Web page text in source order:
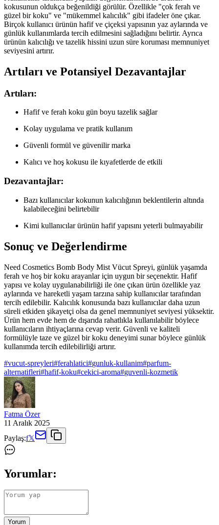
kokusunun oldukça beğenildiği görülür. Özellikle "çok ferah ve
güzel bir koku" ve "mükemmel kalıcılık" gibi ifadeler öne çıkar.
Birçok kullanıcı ürünün hafif ve çiçeksi yapısının yaz aylarında ve
günlük kullanımlarda tercih edilmesini sağladığını belirtir. Ayrıca
ürünün kalıcılığı ve tazelik hissini uzun süre koruması memnuniyet
seviyesini artırır.
Artıları ve Potansiyel Dezavantajlar
Artıları:
Hafif ve ferah koku gün boyu tazelik sağlar
Kolay uygulama ve pratik kullanım
Güvenli formül ve güvenilir marka
Kalıcı ve hoş kokusu ile kıyafetlerde de etkili
Dezavantajlar:
Bazı kullanıcılar kokunun kalıcılığının beklentilerin altında
kalabileceğini belirtebilir
Kimi kullanıcılar ürünün hafif yapısını yeterli bulmayabilir
Sonuç ve Değerlendirme
Need Cosmetics Bomb Body Mist Vücut Spreyi, günlük yaşamda
ferah ve hoş bir koku arayanlar için uygun bir seçenektir. Hafif
yapısı ve kolay uygulanabilirliği ile öne çıkan ürün özellikle yaz
aylarında ve hareketli yaşam tarzına sahip kullanıcılar tarafından
tercih edilebilir. Kalıcılık konusunda bazı kullanıcılar daha uzun
süreli etkiden şikayetçi olsa da genel memnuniyet seviyesi yüksektir.
Ürün hem evde hem de dışarıda rahatlıkla kullanılabilir böylece
kullanıcıların ihtiyaçlarına cevap verir. Güvenli ve kaliteli
formülüyle taze ve güzel bir koku deneyimi sunar böylece günlük
kullanımda tercih edilebilirliği artırır.
#vucut-spreyleri#ferahlatici#gunluk-kullanim#parfum-
alternatifleri#hafif-koku#cekici-aroma#guvenli-kozmetik
Fatma Özer
11 Aralık 2025
Paylaş:f𝕏
Yorumlar:
Yorum